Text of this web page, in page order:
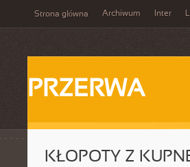
Strona główna Archiwum Inter
PRZERWA
KŁOPOTY Z